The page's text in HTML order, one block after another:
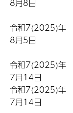
8月8日
令和7(2025)年
8月5日
令和7(2025)年
7月14日
令和7(2025)年
7月14日